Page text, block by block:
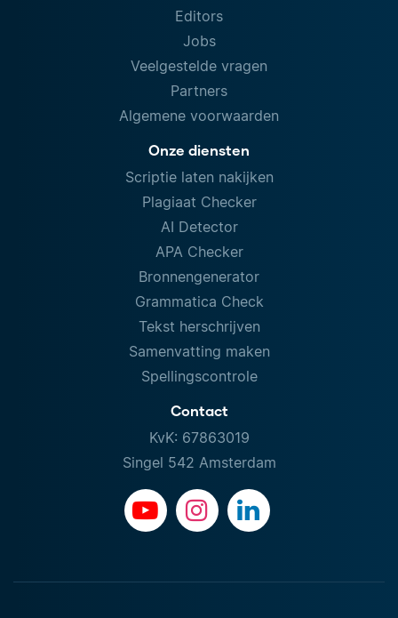
Editors
Jobs
Veelgestelde vragen
Partners
Algemene voorwaarden
Onze diensten
Scriptie laten nakijken
Plagiaat Checker
AI Detector
APA Checker
Bronnengenerator
Grammatica Check
Tekst herschrijven
Samenvatting maken
Spellingscontrole
Contact
KvK: 67863019
Singel 542 Amsterdam